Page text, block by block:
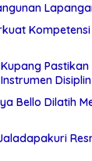
Disiplin
Bello Dilatih